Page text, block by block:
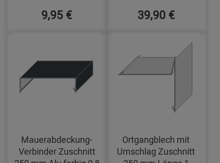
9,95 € 39,90 €
Mauerabdeckung-
Verbinder Zuschnitt
Ortgangblech mit
Umschlag Zuschnitt